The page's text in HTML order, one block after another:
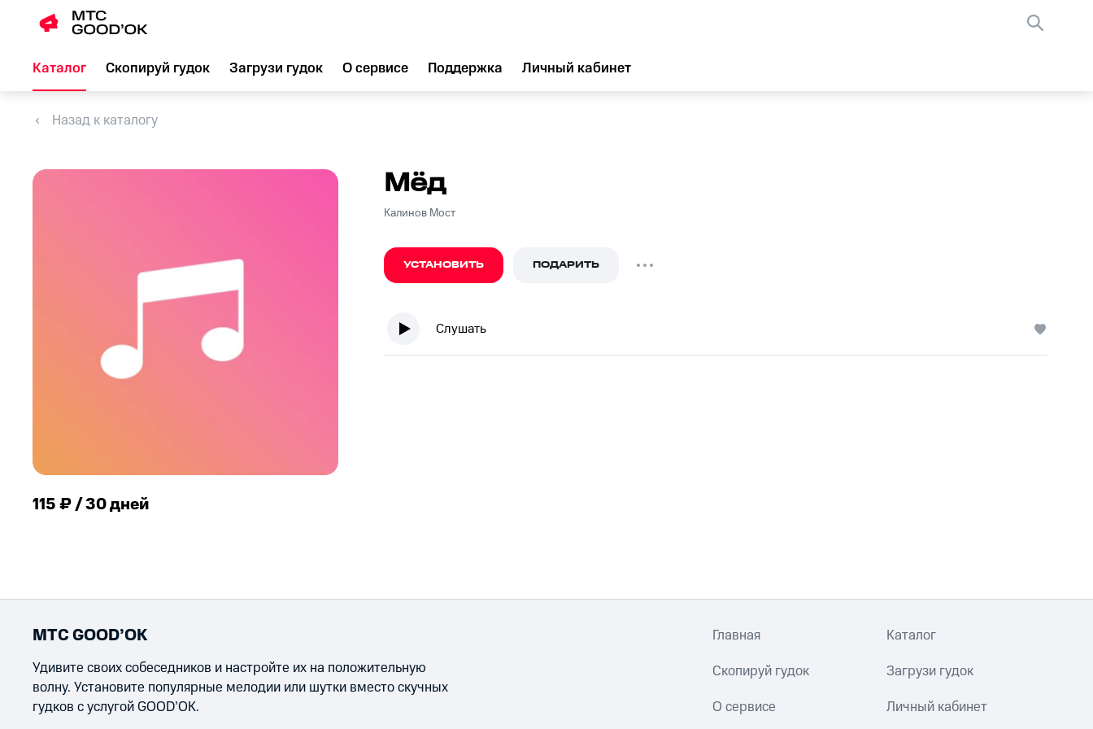
Каталог Скопируй гудок Загрузи гудок О сервисе Поддержка Личный кабинет
Назад к каталогу
115 ₽ / 30 дней
Мёд
Калинов Мост
УСТАНОВИТЬ ПОДАРИТЬ
Слушать
МТС GOOD’OK
Удивите своих собеседников и настройте их на положительную
волну. Установите популярные мелодии или шутки вместо скучных
гудков с услугой GOOD’OK.
Главная Каталог
Скопируй гудок Загрузи гудок
О сервисе Личный кабинет